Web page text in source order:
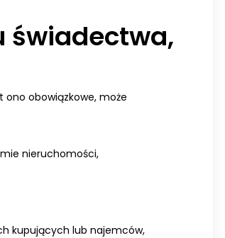
świadectwa,
obowiązkowe, może
nieruchomości,
kupujących lub najemców,